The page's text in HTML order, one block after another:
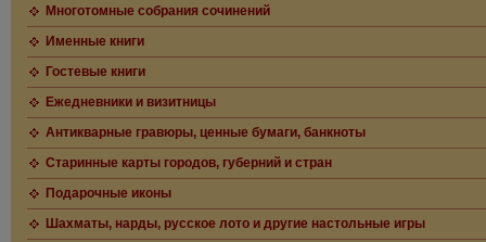
Многотомные собрания сочинений
Именные книги
Гостевые книги
Ежедневники и визитницы
Антикварные гравюры, ценные бумаги, банкноты
Старинные карты городов, губерний и стран
Подарочные иконы
Шахматы, нарды, русское лото и другие настольные игры